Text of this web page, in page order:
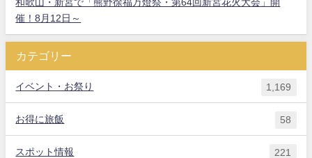
催！8月12日～
カテゴリー
イベント・お祭り 1,169
お得に旅飯 58
スポット情報 221